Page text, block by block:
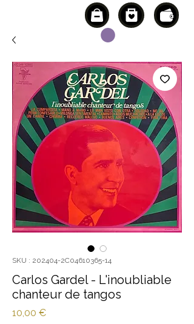
SKU : 202404-2C04610365-14
Carlos Gardel - L'inoubliable
chanteur de tangos
10,00 €Prix